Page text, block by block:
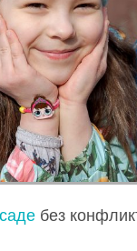
без